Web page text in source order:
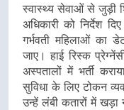
स्वास्थ्य सेवाओं से जुड़ी
अधिकारी को निर्देश
गर्भवती महिलाओं का
जाए। हाई रिस्क
अस्पतालों में भर्ती
सुविधा के लिए टोकन
उन्हें लंबी कतारों में खड़ा